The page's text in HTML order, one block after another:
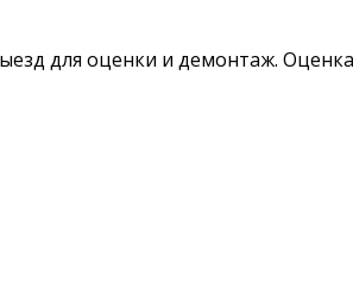
для оценки и демонтаж.